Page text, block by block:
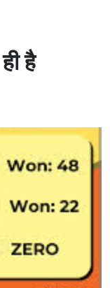
है